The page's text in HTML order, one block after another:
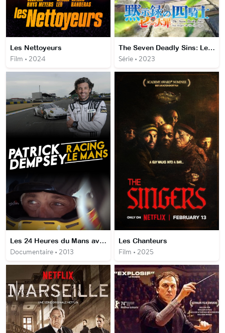
Les Nettoyeurs
Film • 2024
The Seven Deadly Sins: Les 4 cavaliers de l'Apocalypse
Série • 2023
Les 24 Heures du Mans avec Patrick Dempsey
Documentaire • 2013
Les Chanteurs
Film • 2025